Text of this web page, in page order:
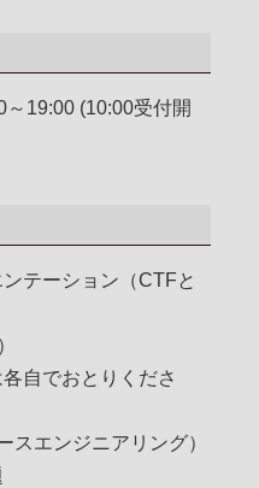
19:00 (10:00受付開
テーション（CTFと
自でおとりくださ
スエンジニアリング）